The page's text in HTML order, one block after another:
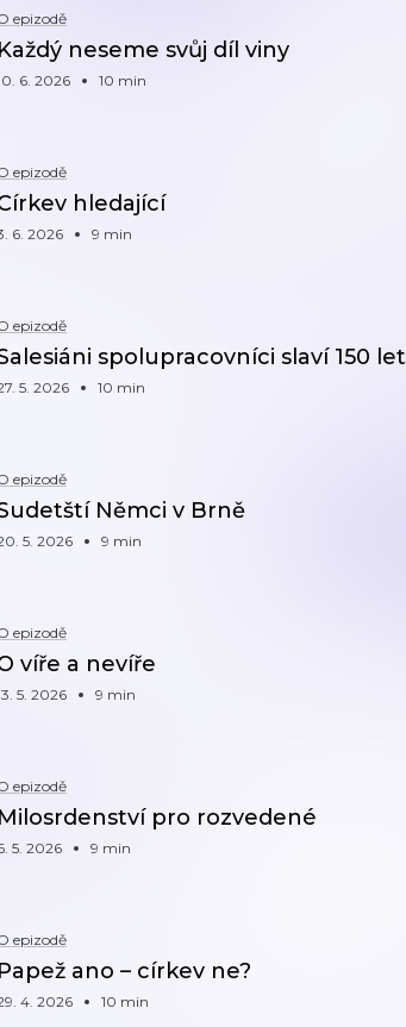
epizodě
Každý neseme svůj díl viny
6. 2026 10 min
epizodě
hledající
6. 2026 9 min
epizodě
spolupracovníci slaví 150 let
5. 2026 10 min
epizodě
Němci v Brně
5. 2026 9 min
epizodě
víře a nevíře
5. 2026 9 min
epizodě
Milosrdenství pro rozvedené
5. 2026 9 min
epizodě
Papež ano – církev ne?
4. 2026 10 min